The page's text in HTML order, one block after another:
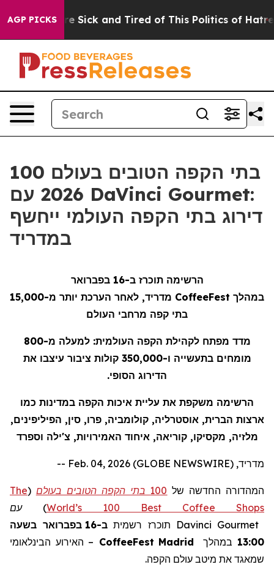
AGP PICKSAre Sick and Tired of This Politics of Hatred”
100 בתי הקפה הטובים בעולם
2026 עם DaVinci Gourmet:
דירוג בתי הקפה העולמי ייחשף
במדריד
הרשימה תוכרז ב-16 בפברואר
במהלך CoffeeFest
מדריד, לאחר הערכת יותר מ-15,000
בתי קפה מרחבי העולם
מדד מפתח לקהילת הקפה העולמית: למעלה מ-800
מומחים בתעשייה ו-350,000 קולות ציבור עיצבו את
הדירוג הסופי.
הרשימה משקפת את עליית איכות הקפה במדינות כמו
ארצות הברית, אוסטרליה, קולומביה, פרו, סין, הפיליפינים,
מלזיה, מקסיקו, קוריאה, איחוד האמירויות, צ'ילה וספרד
מדריד, Feb. 04, 2026 (GLOBE NEWSWIRE) --
המהדורה החדשה של 100 בתי הקפה הטובים בעולם (
The
World’s 100 Best Coffee Shops
)עם
Gourmet
Davinci תוכרז רשמית
ב-16 בפברואר בשעה
13:00 במהלך Madrid
CoffeeFest – האירוע הבינלאומי
שמאגד את מיטב עולם הקפה.